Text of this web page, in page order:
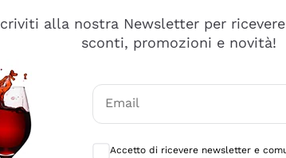
alla nostra Newsletter per
sconti, promozioni e novità!
Email
Consensi opzionali per
Accetto di ricevere newsletter e